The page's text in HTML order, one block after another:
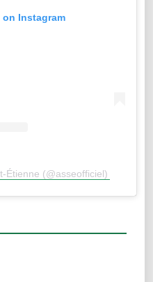
Instagram
Étienne (@asseofficiel)